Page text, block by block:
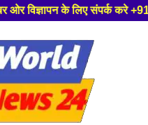
+91 9839649848 ,हमारे